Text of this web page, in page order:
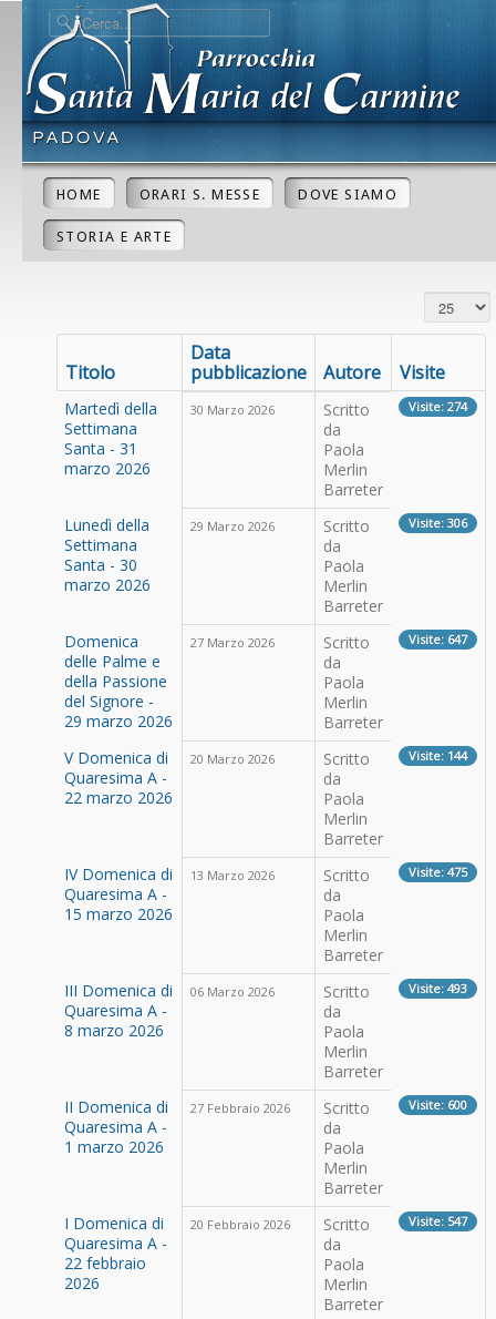
HOME ORARI S. MESSE DOVE SIAMO
STORIA E ARTE
Visualizza
Titolo
Data
pubblicazione
Autore Visite
Martedì della
Settimana
Santa - 31
marzo 2026
30 Marzo 2026
Scritto
da
Paola
Merlin
Barreter
Visite: 274
Lunedì della
Settimana
Santa - 30
marzo 2026
29 Marzo 2026
Scritto
da
Paola
Merlin
Barreter
Visite: 306
Domenica
delle Palme e
della Passione
del Signore -
29 marzo 2026
27 Marzo 2026
Scritto
da
Paola
Merlin
Barreter
Visite: 647
V Domenica di
Quaresima A -
22 marzo 2026
20 Marzo 2026
Scritto
da
Paola
Merlin
Barreter
Visite: 144
IV Domenica di
Quaresima A -
15 marzo 2026
13 Marzo 2026
Scritto
da
Paola
Merlin
Barreter
Visite: 475
III Domenica di
Quaresima A -
8 marzo 2026
06 Marzo 2026
Scritto
da
Paola
Merlin
Barreter
Visite: 493
II Domenica di
Quaresima A -
1 marzo 2026
27 Febbraio 2026
Scritto
da
Paola
Merlin
Barreter
Visite: 600
I Domenica di
Quaresima A -
22 febbraio
2026
20 Febbraio 2026
Scritto
da
Paola
Merlin
Barreter
Visite: 547